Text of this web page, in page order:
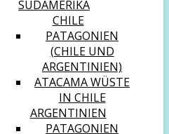
SÜDAMERIKA
CHILE
PATAGONIEN
(CHILE UND
ARGENTINIEN)
ATACAMA WÜSTE
IN CHILE
ARGENTINIEN
PATAGONIEN